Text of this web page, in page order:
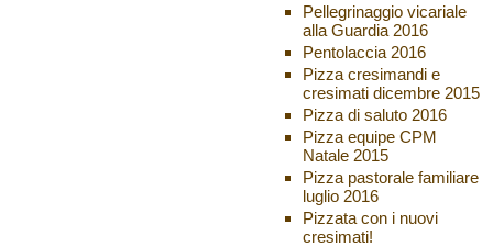
Pellegrinaggio vicariale
alla Guardia 2016
Pentolaccia 2016
Pizza cresimandi e
cresimati dicembre 2015
Pizza di saluto 2016
Pizza equipe CPM
Natale 2015
Pizza pastorale familiare
luglio 2016
Pizzata con i nuovi
cresimati!